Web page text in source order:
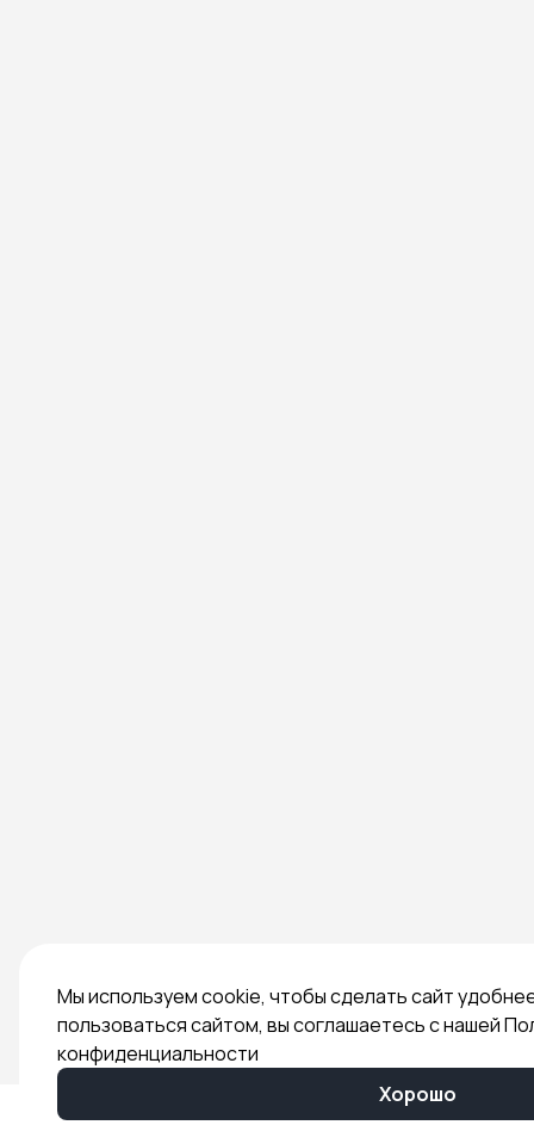
Мы используем cookie, чтобы сделать сайт
пользоваться сайтом, вы соглашаетесь с нашей
конфиденциальности
Хорошо